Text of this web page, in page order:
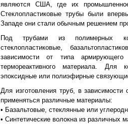
являются США, где их
Стеклопластиковые трубы были
Западе они стали обычным решением
Под трубами из полимерных
стеклопластиковые,
зависимости от типа
термореактивного материала. Для
эпоксидные или полиэфирные
Для изготовления труб, в
применяться различные материалы:
• Базальтовые, стеклянные или
• Синтетические волокна из различных